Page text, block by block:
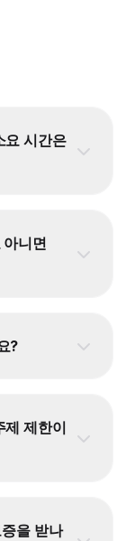
요 시간은
니면
?
제한이
을 받나